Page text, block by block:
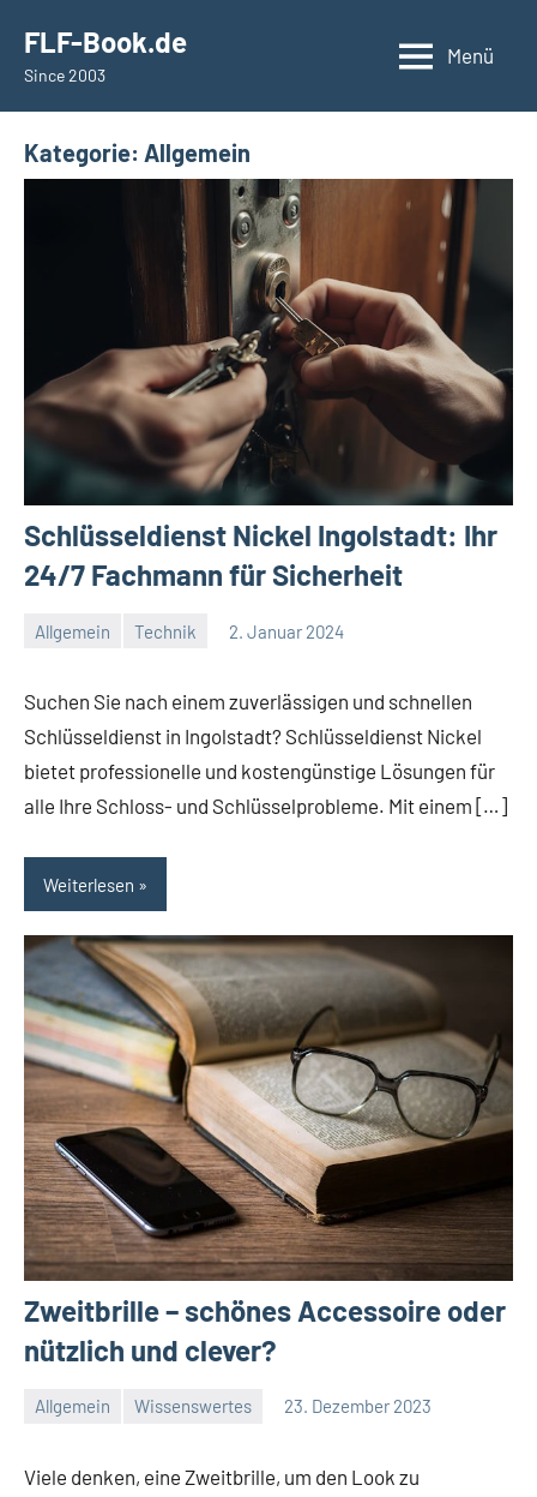
springen
Inhalt
springen
FLF-Book.de
Since 2003
Menü
Kategorie: Allgemein
Schlüsseldienst Nickel Ingolstadt: Ihr
24/7 Fachmann für Sicherheit
Allgemein Technik 2. Januar 2024
Redaktion
Keine
Suchen Sie nach einem zuverlässigen und schnellen
Schlüsseldienst in Ingolstadt? Schlüsseldienst Nickel
bietet professionelle und kostengünstige Lösungen für
alle Ihre Schloss- und Schlüsselprobleme. Mit einem […]
Weiterlesen
Zweitbrille – schönes Accessoire oder
nützlich und clever?
Allgemein Wissenswertes 23. Dezember 2023
Redaktion
Keine
Viele denken, eine Zweitbrille, um den Look zu